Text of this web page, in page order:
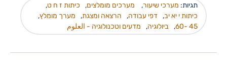
תגיות: מערכי שיעור, מערכים מומלצים, כיתות ז ח ט,
כיתות י יא יב, דפי עבודה, הרצאה ומצגת, מערך מומלץ,
45 -60
, ביולוגיה, מדעים וטכנולוגיה - العلوم